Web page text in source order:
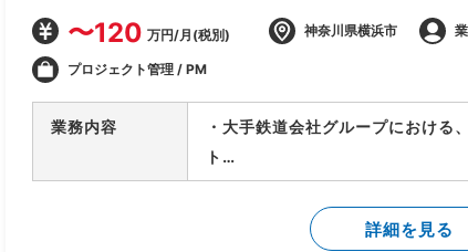
〜120 万円/月(税別) 神奈川県横浜市
プロジェクト管理 / PM
業務内容
・大手鉄道会社グループにおける
ト
・要件が固まっていない段階から
用方針の設計を担当
・顧客の業務プロセスのヒアリン
詳細を見る